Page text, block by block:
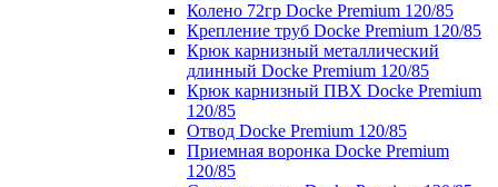
Колено 72гр Docke Premium 120/85
Крепление труб Docke Premium 120/85
Крюк карнизный металлический
длинный Docke Premium 120/85
Крюк карнизный ПВХ Docke Premium
120/85
Отвод Docke Premium 120/85
Приемная воронка Docke Premium
120/85